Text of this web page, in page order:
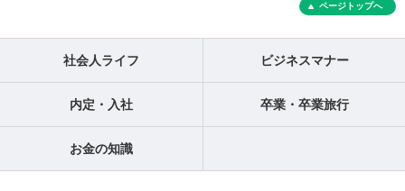
ページトップへ
社会人ライフ ビジネスマナー
内定・入社 卒業・卒業旅行
お金の知識